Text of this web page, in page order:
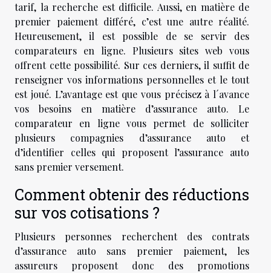
tarif, la recherche est difficile. Aussi, en matière de
premier paiement différé, c’est une autre réalité.
Heureusement, il est possible de se servir des
comparateurs en ligne. Plusieurs sites web vous
offrent cette possibilité. Sur ces derniers, il suffit de
renseigner vos informations personnelles et le tout
est joué. L’avantage est que vous précisez à l´avance
vos besoins en matière d’assurance auto. Le
comparateur en ligne vous permet de solliciter
plusieurs compagnies d’assurance auto et
d’identifier celles qui proposent l’assurance auto
sans premier versement.
Comment obtenir des réductions
sur vos cotisations ?
Plusieurs personnes recherchent des contrats
d’assurance auto sans premier paiement, les
assureurs proposent donc des promotions